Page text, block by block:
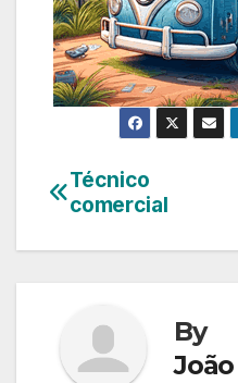
Navegação
Técnico
comercial
By